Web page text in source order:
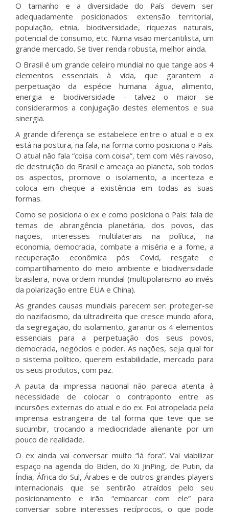
O tamanho e a diversidade do País devem ser
adequadamente posicionados: extensão territorial,
população, etnia, biodiversidade, riquezas naturais,
potencial de consumo, etc. Numa visão mercantilista, um
grande mercado. Se tiver renda robusta, melhor ainda.
O Brasil é um grande celeiro mundial no que tange aos 4
elementos essenciais à vida, que garantem a
perpetuação da espécie humana: água, alimento,
energia e biodiversidade - talvez o maior se
considerarmos a conjugação destes elementos e sua
sinergia.
A grande diferença se estabelece entre o atual e o ex
está na postura, na fala, na forma como posiciona o País.
O atual não fala “coisa com coisa”, tem com viés raivoso,
de destruição do Brasil e ameaça ao planeta, sob todos
os aspectos, promove o isolamento, a incerteza e
coloca em cheque a existência em todas as suas
formas.
Como se posiciona o ex e como posiciona o País: fala de
temas de abrangência planetária, dos povos, das
nações, interesses multilaterais na política, na
economia, democracia, combate a miséria e a fome, a
recuperação econômica pós Covid, resgate e
compartilhamento do meio ambiente e biodiversidade
brasileira, nova ordem mundial (multipolarismo ao invés
da polarização entre EUA e China).
As grandes causas mundiais parecem ser: proteger-se
do nazifacismo, da ultradireita que cresce mundo afora,
da segregação, do isolamento, garantir os 4 elementos
essenciais para a perpetuação dos seus povos,
democracia, negócios e poder. As nações, seja qual for
o sistema político, querem estabilidade, mercado para
os seus produtos, com paz.
A pauta da impressa nacional não parecia atenta à
necessidade de colocar o contraponto entre as
incursões externas do atual e do ex. Foi atropelada pela
imprensa estrangeira de tal forma que teve que se
sucumbir, trocando a mediocridade alienante por um
pouco de realidade.
O ex ainda vai conversar muito “lá fora”. Vai viabilizar
espaço na agenda do Biden, do Xi JinPing, de Putin, da
Índia, África do Sul, Árabes e de outros grandes players
internacionais que se sentirão atraídos pelo seu
posicionamento e irão “embarcar com ele” para
conversar sobre interesses recíprocos, o que pode